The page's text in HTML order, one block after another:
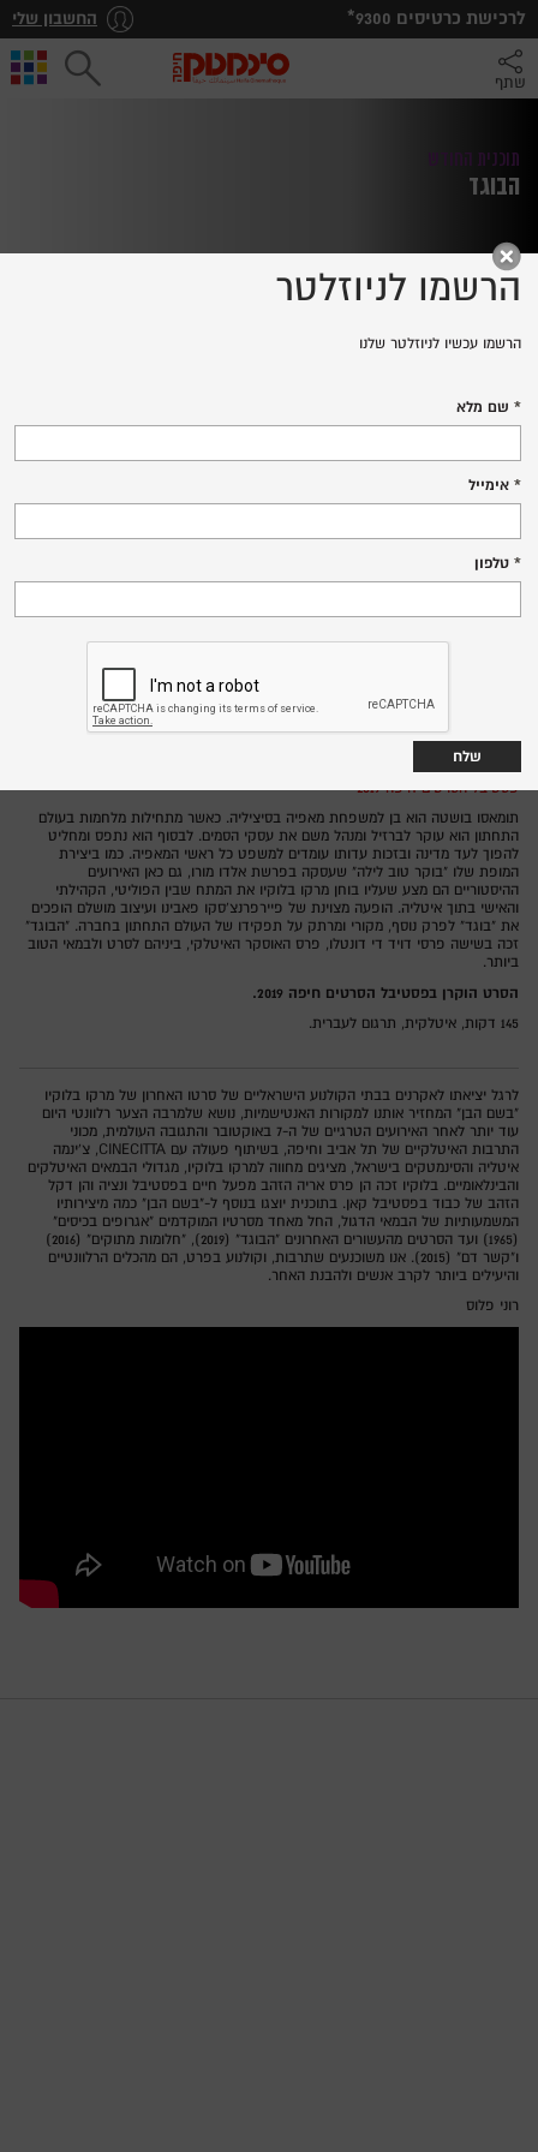
*לרכישת כרטיסים 9300 החשבון שלי
שתף
תוכנית החודש
הבוגד
פרטים נוספים
רביעי, 31.1.24
מרקו בלוקיו
פיירפרנצ’יסקו פאבינו, מריה פרננדז קנדידו
מחווה למרקו בלוקיו
פסטיבל הסרטים חיפה 2019
תומאסו בושטה הוא בן למשפחת מאפיה בסיציליה. כאשר מתחילות מלחמות בעולם
התחתון הוא עוקר לברזיל ומנהל משם את עסקי הסמים. לבסוף הוא נתפס ומחליט
להפוך לעד מדינה ובזכות עדותו עומדים למשפט כל ראשי המאפיה. כמו ביצירת
המופת שלו "בוקר טוב לילה" שעסקה בפרשת אלדו מורו, גם כאן האירועים
ההיסטוריים הם מצע שעליו בוחן מרקו בלוקיו את המתח שבין הפוליטי, הקהילתי
והאישי בתוך איטליה. הופעה מצוינת של פיירפרנצ'סקו פאבינו ועיצוב מושלם הופכים
את "בוגד" לפרק נוסף, מקורי ומרתק על תפקידו של העולם התחתון בחברה. "הבוגד"
זכה בשישה פרסי דויד די דונטלו, פרס האוסקר האיטלקי, ביניהם לסרט ולבמאי הטוב
ביותר.
הסרט הוקרן בפסטיבל הסרטים חיפה 2019.
145 דקות, איטלקית, תרגום לעברית.
לרגל יציאתו לאקרנים בבתי הקולנוע הישראליים של סרטו האחרון של מרקו בלוקיו
"בשם הבן" המחזיר אותנו למקורות האנטישמיות, נושא שלמרבה הצער רלוונטי היום
עוד יותר לאחר האירועים הטרגיים של ה-7 באוקטובר והתגובה העולמית, מכוני
התרבות האיטלקיים של תל אביב וחיפה, בשיתוף פעולה עם CINECITTA, צ'ינמה
איטליה והסינמטקים בישראל, מציגים מחווה למרקו בלוקיו, מגדולי הבמאים האיטלקים
והבינלאומיים. בלוקיו זכה הן פרס אריה הזהב מפעל חיים בפסטיבל ונציה והן דקל
הזהב של כבוד בפסטיבל קאן. בתוכנית יוצגו בנוסף ל-"בשם הבן" כמה מיצירותיו
המשמעותיות של הבמאי הדגול, החל מאחד מסרטיו המוקדמים "אגרופים בכיסים"
(1965) ועד הסרטים מהעשורים האחרונים "הבוגד" (2019), "חלומות מתוקים" (2016)
ו"קשר דם" (2015). אנו משוכנעים שתרבות, וקולנוע בפרט, הם מהכלים הרלוונטיים
והיעילים ביותר לקרב אנשים ולהבנת האחר.
רוני פלוס
הרשמו לניוזלטר
הרשמו עכשיו לניוזלטר שלנו
שם מלא
אימייל
טלפון